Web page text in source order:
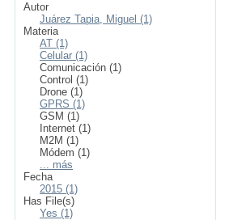
Autor
Juárez Tapia, Miguel (1)
Materia
AT (1)
Celular (1)
Comunicación (1)
Control (1)
Drone (1)
GPRS (1)
GSM (1)
Internet (1)
M2M (1)
Módem (1)
... más
Fecha
2015 (1)
Has File(s)
Yes (1)